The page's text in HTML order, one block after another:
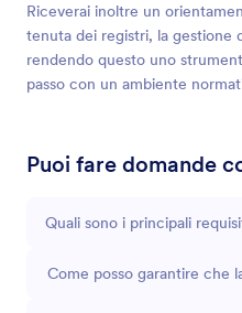
Riceverai inoltre un
tenuta dei registri, la gestione
rendendo questo uno
passo con un ambiente
Puoi fare domande
Quali sono i principali
Come posso garantire che